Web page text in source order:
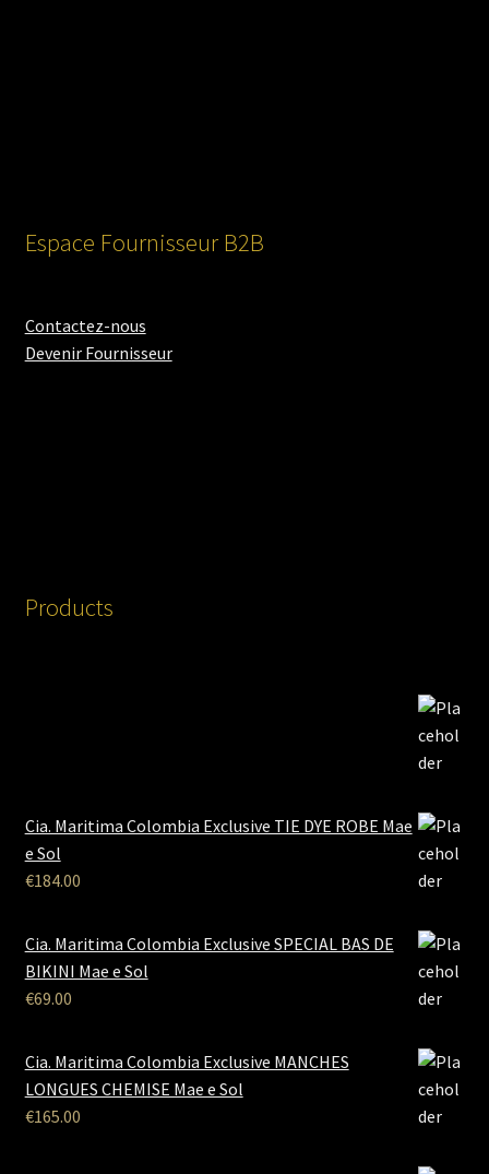
Espace Fournisseur B2B
Contactez-nous
Devenir Fournisseur
Products
Cia. Maritima Colombia Exclusive TIE DYE ROBE Mae
e Sol
€184.00
Cia. Maritima Colombia Exclusive SPECIAL BAS DE
BIKINI Mae e Sol
€69.00
Cia. Maritima Colombia Exclusive MANCHES
LONGUES CHEMISE Mae e Sol
€165.00